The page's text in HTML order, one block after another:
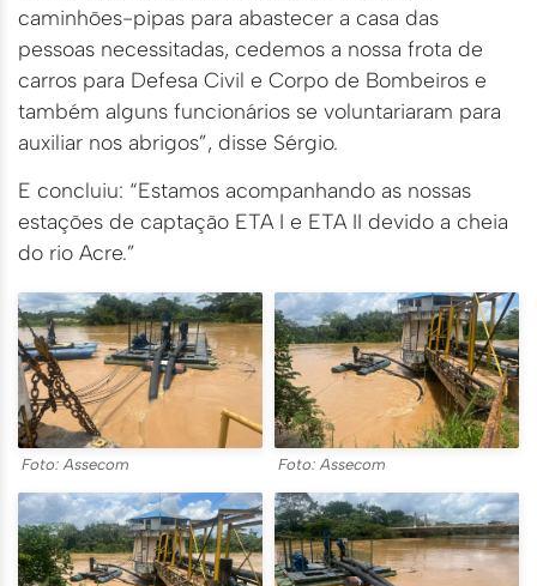
caminhões-pipas para abastecer a casa das
pessoas necessitadas, cedemos a nossa frota de
carros para Defesa Civil e Corpo de Bombeiros e
também alguns funcionários se voluntariaram para
auxiliar nos abrigos”, disse Sérgio.
E concluiu: “Estamos acompanhando as nossas
estações de captação ETA I e ETA II devido a cheia
do rio Acre.”
Foto: Assecom Foto: Assecom